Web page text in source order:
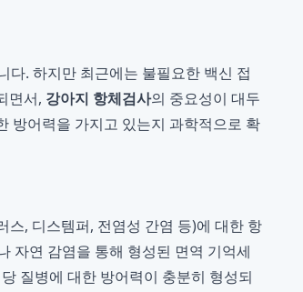
다. 하지만 최근에는 불필요한 백신 접
면서, 강아지 항체검사의 중요성이 대두
방어력을 가지고 있는지 과학적으로 확
스, 디스템퍼, 전염성 간염 등)에 대한 항
자연 감염을 통해 형성된 면역 기억세
질병에 대한 방어력이 충분히 형성되